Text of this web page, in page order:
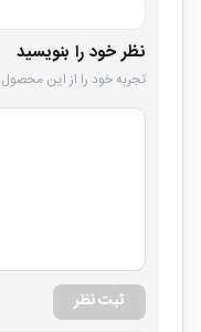
نظر خود را بنویسید
تجربه خود را از این محصول
ثبت نظر